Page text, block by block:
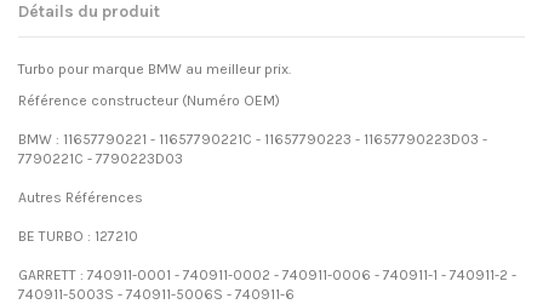
Détails du produit
Turbo pour marque BMW au meilleur prix.
Référence constructeur (Numéro OEM)
BMW : 11657790221 - 11657790221C - 11657790223 - 11657790223D03 -
7790221C - 7790223D03
Autres Références
BE TURBO : 127210
GARRETT : 740911-0001 - 740911-0002 - 740911-0006 - 740911-1 - 740911-2 -
740911-5003S - 740911-5006S - 740911-6